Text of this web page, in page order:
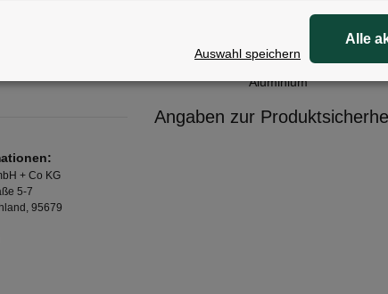
1 Paar
Aluminium
Angaben zur
+ Co KG
5-7
95679
Auswahl speichern
Alle